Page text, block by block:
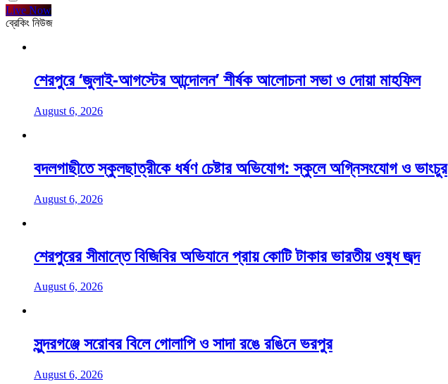
Live Now
ব্রেকিং নিউজ
শেরপুরে ‘জুলাই-আগস্টের আন্দোলন’ শীর্ষক আলোচনা সভা ও দোয়া মাহফিল
August 6, 2026
বদলগাছীতে স্কুলছাত্রীকে ধর্ষণ চেষ্টার অভিযোগ: স্কুলে অগ্নিসংযোগ ও ভাংচুর
August 6, 2026
শেরপুরের সীমান্তে বিজিবির অভিযানে প্রায় কোটি টাকার ভারতীয় ওষুধ জব্দ
August 6, 2026
সুন্দরগঞ্জে সরোবর বিলে গোলাপি ও সাদা রঙে রঙিনে ভরপুর
August 6, 2026